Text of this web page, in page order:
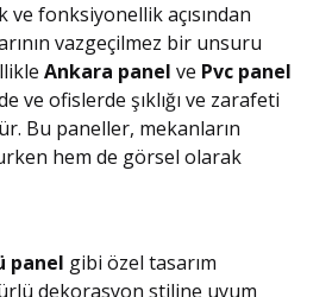
ve fonksiyonellik açısından
vazgeçilmez bir unsuru
Ankara panel ve Pvc panel
ve ofislerde şıklığı ve zarafeti
Bu paneller, mekanların
hem de görsel olarak
panel gibi özel tasarım
dekorasyon stiline uyum